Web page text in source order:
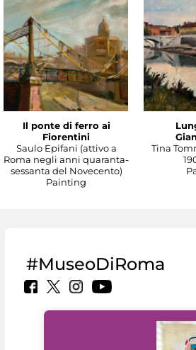
Il ponte di ferro ai
Fiorentini
Saulo Epifani (attivo a
Roma negli anni quaranta-
sessanta del Novecento)
Painting
Tina
#MuseoDiRoma